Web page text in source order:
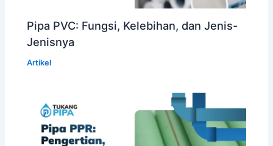
Pipa PVC: Fungsi, Kelebihan, dan Jenis-
Jenisnya
Artikel